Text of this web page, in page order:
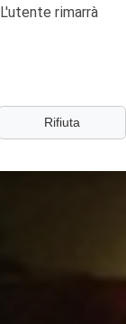
rimarrà
Rifiuta